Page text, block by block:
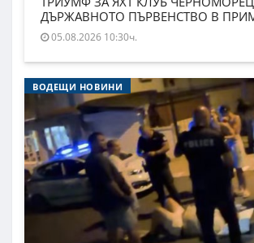
ДЪРЖАВНОТО ПЪРВЕНСТВО В
05.08.2026 10:30ч.
ВОДЕЩИ НОВИНИ